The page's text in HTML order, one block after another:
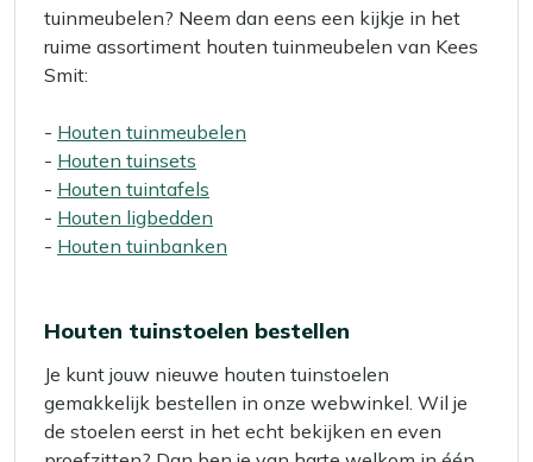
tuinmeubelen? Neem dan eens een kijkje in het
ruime assortiment houten tuinmeubelen van Kees
Smit:
- Houten tuinmeubelen
- Houten tuinsets
- Houten tuintafels
- Houten ligbedden
- Houten tuinbanken
Houten tuinstoelen bestellen
Je kunt jouw nieuwe houten tuinstoelen
gemakkelijk bestellen in onze webwinkel. Wil je
de stoelen eerst in het echt bekijken en even